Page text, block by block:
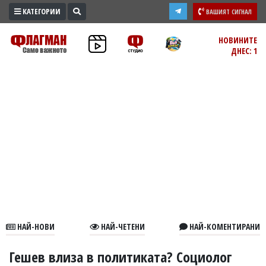
ПРОМО
ЗОНА
В
КАТЕГОРИИ ВАШИЯТ СИГНАЛ
НОВИНИТЕ
ДНЕС: 1
НАЙ-НОВИ НАЙ-ЧЕТЕНИ НАЙ-КОМЕНТИРАНИ
Гешев влиза в политиката? Социолог